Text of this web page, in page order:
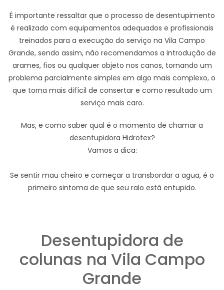
É importante ressaltar que o processo de desentupimento
é realizado com equipamentos adequados e profissionais
treinados para a execução do serviço na Vila Campo
Grande, sendo assim, não recomendamos a introdução de
arames, fios ou qualquer objeto nos canos, tornando um
problema parcialmente simples em algo mais complexo, o
que torna mais difícil de consertar e como resultado um
serviço mais caro.
Mas, e como saber qual é o momento de chamar a
desentupidora Hidrotex?
Vamos a dica:
Se sentir mau cheiro e começar a transbordar a agua, é o
primeiro sintoma de que seu ralo está entupido.
Desentupidora de
colunas na Vila Campo
Grande